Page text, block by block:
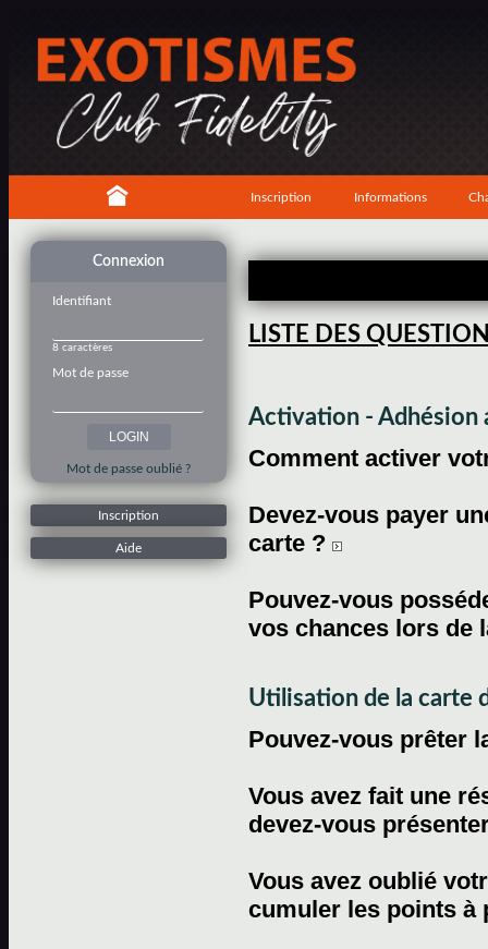
Inscription Informations
Connexion
Identifiant
8 caractères
Mot de passe
Mot de passe oublié ?
Inscription
Aide
LISTE DES
Activation - Adhésion
Comment activer
Devez-vous payer
carte ?
Pouvez-vous
vos chances lors de
Utilisation de la carte
Pouvez-vous prêter
Vous avez fait une
devez-vous
Vous avez oublié
cumuler les points